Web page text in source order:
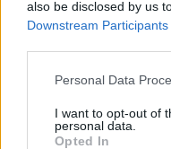
also be disclosed by us
Downstream Participants
Personal Data
I want to opt-out of
personal data.
Opted In
Savaitės vidurys
32 laipsnių šilumos